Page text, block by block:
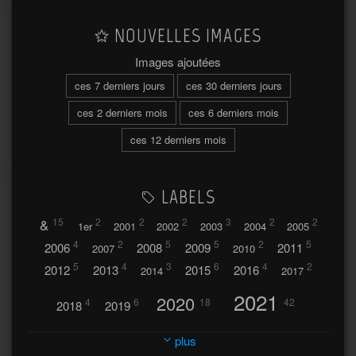
NOUVELLES IMAGES
Images ajoutées
ces 7 derniers jours
ces 30 derniers jours
ces 2 derniers mois
ces 6 derniers mois
ces 12 derniers mois
LABELS
& 15 1er 2 2001 2 2002 2 2003 3 2004 2 2005 2
2006 4 2007 2 2008 5 2009 5 2010 2 2011 5
2012 5 2013 4 2014 3 2015 6 2016 4 2017 2
2018 4 2019 6 2020 18 2021 42
2023 32
plus